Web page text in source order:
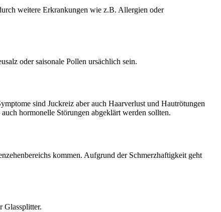
weitere Erkrankungen wie z.B. Allergien oder
oder saisonale Pollen ursächlich sein.
sind Juckreiz aber auch Haarverlust und Hautrötungen
hormonelle Störungen abgeklärt werden sollten.
kommen. Aufgrund der Schmerzhaftigkeit geht
Glassplitter.